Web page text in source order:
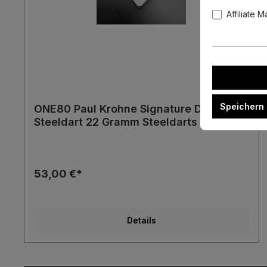
ONE80 Paul Krohne Signature Dart
Steeldart 22 Gramm Steeldarts
53,00 €*
Details
Affiliate
Speichern